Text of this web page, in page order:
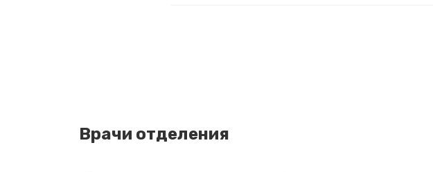
Врачи отделения